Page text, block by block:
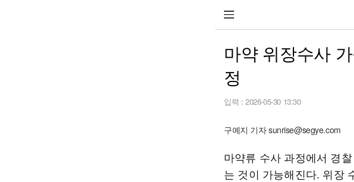
마약 위장수사
정
입력 : 2026-05-30 13:30
구예지 기자 sunrise@segye.com
마약류 수사 과정에서 경
는 것이 가능해진다. 위장